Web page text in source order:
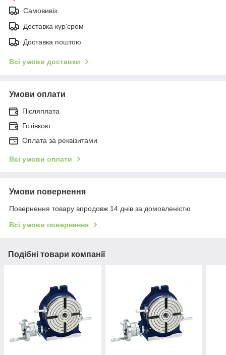
Самовивіз
Доставка кур'єром
Доставка поштою
Всі умови доставки
Умови оплати
Післяплата
Готівкою
Оплата за реквізитами
Всі умови оплати
Умови повернення
Повернення товару впродовж 14 днів за домовленістю
Всі умови повернення
Подібні товари компанії